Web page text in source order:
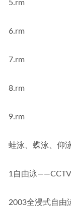
5.rm
6.rm
7.rm
8.rm
9.rm
蛙泳、蝶泳、仰
1自由泳
2003全浸式自由